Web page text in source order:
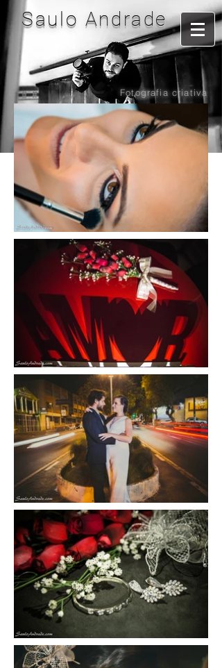
Saulo Andrade
Fotografia criativa